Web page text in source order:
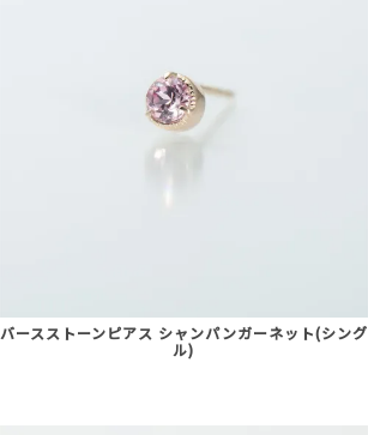
バースストーンピアス シャンパンガーネット(シング
ル)